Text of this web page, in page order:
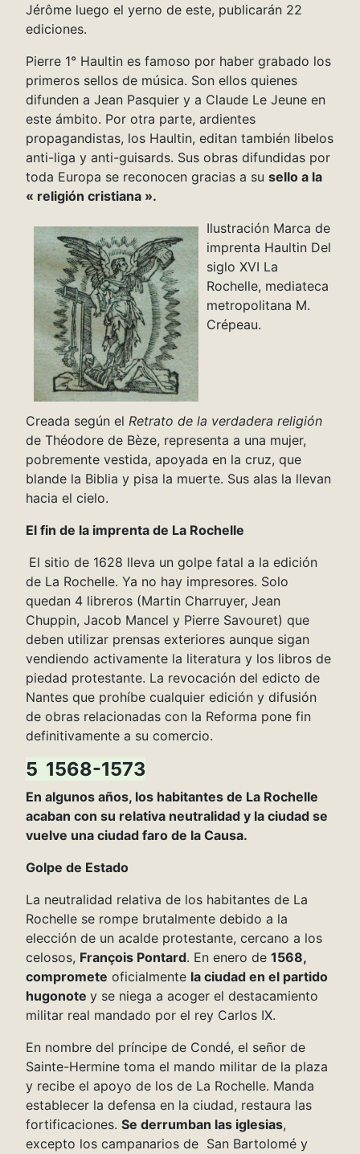
Jérôme luego el yerno de este, publicarán 22
ediciones.
Pierre 1° Haultin es famoso por haber grabado los
primeros sellos de música. Son ellos quienes
difunden a Jean Pasquier y a Claude Le Jeune en
este ámbito. Por otra parte, ardientes
propagandistas, los Haultin, editan también libelos
anti-liga y anti-guisards. Sus obras difundidas por
toda Europa se reconocen gracias a su sello a la
« religión cristiana ».
Ilustración Marca de
imprenta Haultin Del
siglo XVI La
Rochelle, mediateca
metropolitana M.
Crépeau.
Creada según el Retrato de la verdadera religión
de Théodore de Bèze, representa a una mujer,
pobremente vestida, apoyada en la cruz, que
blande la Biblia y pisa la muerte. Sus alas la llevan
hacia el cielo.
El fin de la imprenta de La Rochelle
El sitio de 1628 lleva un golpe fatal a la edición
de La Rochelle. Ya no hay impresores. Solo
quedan 4 libreros (Martin Charruyer, Jean
Chuppin, Jacob Mancel y Pierre Savouret) que
deben utilizar prensas exteriores aunque sigan
vendiendo activamente la literatura y los libros de
piedad protestante. La revocación del edicto de
Nantes que prohíbe cualquier edición y difusión
de obras relacionadas con la Reforma pone fin
definitivamente a su comercio.
5 1568-1573
En algunos años, los habitantes de La Rochelle
acaban con su relativa neutralidad y la ciudad se
vuelve una ciudad faro de la Causa.
Golpe de Estado
La neutralidad relativa de los habitantes de La
Rochelle se rompe brutalmente debido a la
elección de un acalde protestante, cercano a los
celosos, François Pontard. En enero de 1568,
compromete oficialmente la ciudad en el partido
hugonote y se niega a acoger el destacamiento
militar real mandado por el rey Carlos IX.
En nombre del príncipe de Condé, el señor de
Sainte-Hermine toma el mando militar de la plaza
y recibe el apoyo de los de La Rochelle. Manda
establecer la defensa en la ciudad, restaura las
fortificaciones. Se derrumban las iglesias,
excepto los campanarios de San Bartolomé y